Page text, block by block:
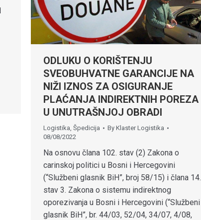
ODLUKU O KORIŠTENJU
SVEOBUHVATNE GARANCIJE NA
NIŽI IZNOS ZA OSIGURANJE
PLAĆANJA INDIREKTNIH POREZA
U UNUTRAŠNJOJ OBRADI
Logistika, Špedicija By Klaster Logistika
08/08/2022
Na osnovu člana 102. stav (2) Zakona o
carinskoj politici u Bosni i Hercegovini
(“Službeni glasnik BiH”, broj 58/15) i člana 14.
stav 3. Zakona o sistemu indirektnog
oporezivanja u Bosni i Hercegovini (“Službeni
glasnik BiH”, br. 44/03, 52/04, 34/07, 4/08,